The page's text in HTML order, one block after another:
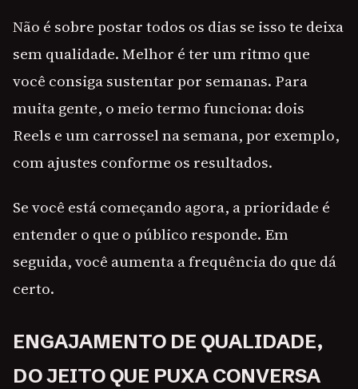
Não é sobre postar todos os dias se isso te deixa
sem qualidade. Melhor é ter um ritmo que
você consiga sustentar por semanas. Para
muita gente, o meio termo funciona: dois
Reels e um carrossel na semana, por exemplo,
com ajustes conforme os resultados.
Se você está começando agora, a prioridade é
entender o que o público responde. Em
seguida, você aumenta a frequência do que dá
certo.
ENGAJAMENTO DE QUALIDADE,
DO JEITO QUE PUXA CONVERSA